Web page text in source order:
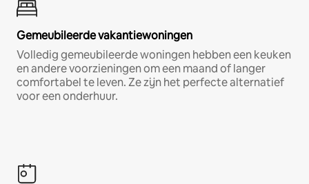
Gemeubileerde vakantiewoningen
Volledig gemeubileerde woningen hebben een keuken
en andere voorzieningen om een maand of langer
comfortabel te leven. Ze zijn het perfecte alternatief
voor een onderhuur.